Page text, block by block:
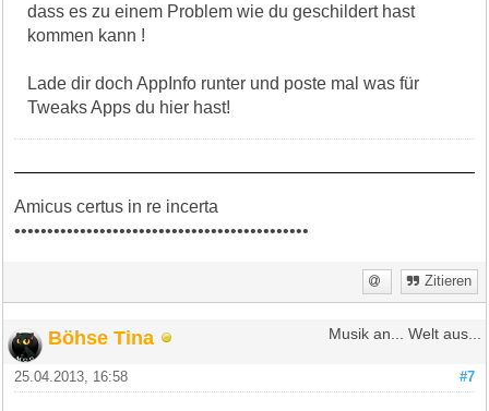
dass es zu einem Problem wie du geschildert hast
kommen kann !
Lade dir doch AppInfo runter und poste mal was für
Tweaks Apps du hier hast!
Amicus certus in re incerta
•••••••••••••••••••••••••••••••••••••••••••••
Zitieren
Böhse Tina Musik an... Welt aus...
#7
25.04.2013, 16:58